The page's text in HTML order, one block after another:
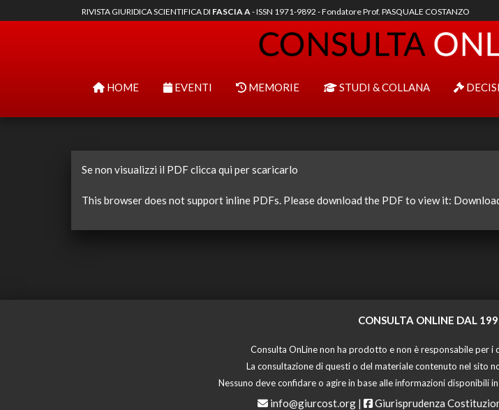
RIVISTA GIURIDICA SCIENTIFICA DI FASCIA A- ISSN 1971-9892 - Fondatore Prof. PASQUALE COSTANZO
HOME EVENTI MEMORIE STUDI & COLLANA
Se non visualizzi il PDF clicca qui per scaricarlo
This browser does not support inline PDFs. Please download the PDF to view it:
CONSULTA ONLINE DAL
Consulta OnLine non ha prodotto e non è responsabile per i
La consultazione di questi o del materiale contenuto nel sito
Nessuno deve confidare o agire in base alle informazioni disponibili
info@giurcost.org | Giurisprudenza